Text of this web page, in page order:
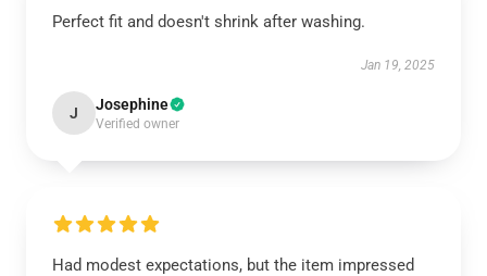
Perfect fit and doesn't shrink after washing.
Jan 19, 2025
J Josephine
Verified owner
Had modest expectations, but the item impressed